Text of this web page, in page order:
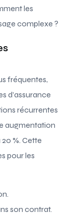
les
complexe ?
fréquentes,
d’assurance
récurrentes
augmentation
%. Cette
pour les
son contrat.